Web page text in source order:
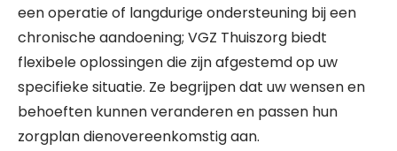
een operatie of langdurige ondersteuning bij een
chronische aandoening; VGZ Thuiszorg biedt
flexibele oplossingen die zijn afgestemd op uw
specifieke situatie. Ze begrijpen dat uw wensen en
behoeften kunnen veranderen en passen hun
zorgplan dienovereenkomstig aan.